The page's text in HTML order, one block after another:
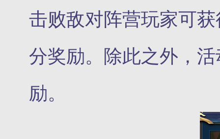
击败敌对阵营玩家可
分奖励。除此之外，
励。